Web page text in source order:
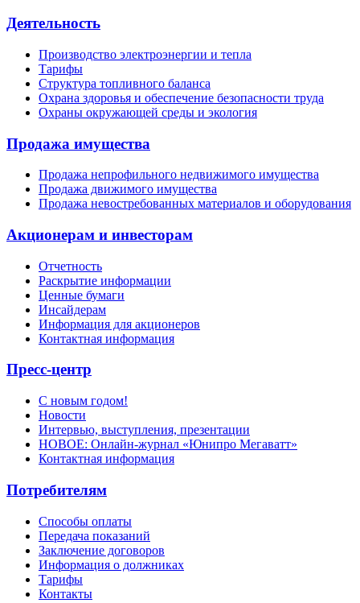
Деятельность
Производство электроэнергии и тепла
Тарифы
Структура топливного баланса
Охрана здоровья и обеспечение безопасности труда
Охраны окружающей среды и экология
Продажа имущества
Продажа непрофильного недвижимого имущества
Продажа движимого имущества
Продажа невостребованных материалов и оборудования
Акционерам и инвесторам
Отчетность
Раскрытие информации
Ценные бумаги
Инсайдерам
Информация для акционеров
Контактная информация
Пресс-центр
С новым годом!
Новости
Интервью, выступления, презентации
НОВОЕ: Онлайн-журнал «Юнипро Мегаватт»
Контактная информация
Потребителям
Способы оплаты
Передача показаний
Заключение договоров
Информация о должниках
Тарифы
Контакты